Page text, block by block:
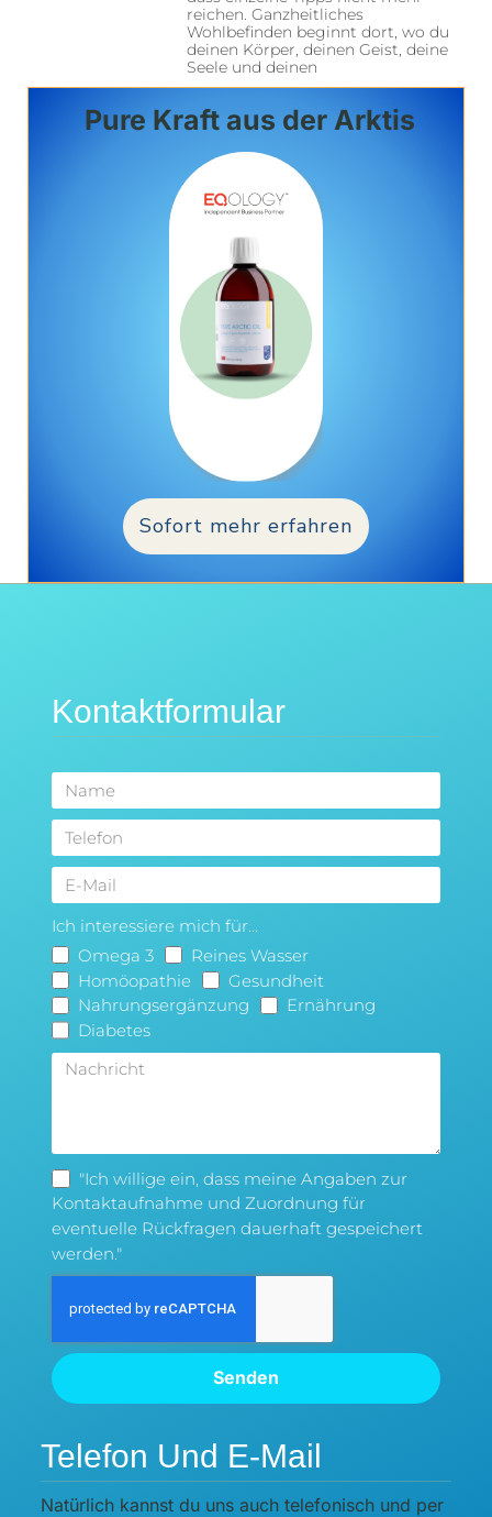
reichen. Ganzheitliches
Wohlbefinden beginnt dort, wo du
deinen Körper, deinen Geist, deine
Seele und deinen
Pure Kraft aus der Arktis
Sofort mehr erfahren
Kontaktformular
Ich interessiere mich für...
Omega 3
Reines Wasser
Homöopathie
Gesundheit
Nahrungsergänzung
Ernährung
Diabetes
"Ich willige ein, dass meine Angaben zur
Kontaktaufnahme und Zuordnung für
eventuelle Rückfragen dauerhaft gespeichert
werden."
Senden
Telefon Und E-Mail
Natürlich kannst du uns auch telefonisch und per